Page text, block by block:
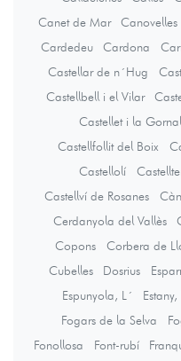
Canet de Mar
Canovelles
Cardedeu
Cardona
Castellar de n´Hug
Castellbell i el Vilar
Castellet i la Gornal
Castellfollit del Boix
Castellolí
Castellví de Rosanes
Cerdanyola del Vallès
Copons
Corbera de
Cubelles
Dosrius
Espunyola, L´
Estany,
Fogars de la Selva
Fonollosa
Font-rubí